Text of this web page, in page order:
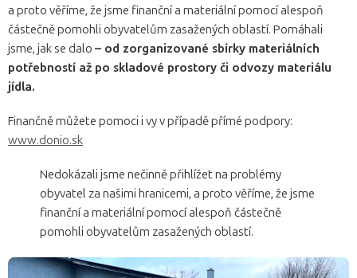
a proto věříme, že jsme finanční a materiální pomocí alespoň
částečně pomohli obyvatelům zasažených oblastí. Pomáhali
jsme, jak se dalo – od zorganizované sbírky materiálních
potřebností až po skladové prostory či odvozy materiálu
jídla.
Finančně můžete pomoci i vy v případě přímé podpory:
www.donio.sk
Nedokázali jsme nečinně přihlížet na problémy
obyvatel za našimi hranicemi, a proto věříme, že jsme
finanční a materiální pomocí alespoň částečně
pomohli obyvatelům zasažených oblastí.